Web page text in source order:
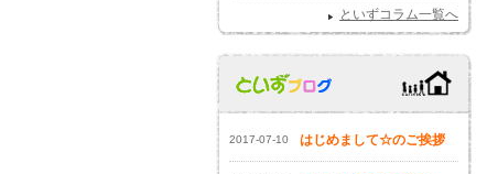
といずコラム一覧へ
2017-07-10 はじめまして☆のご挨拶